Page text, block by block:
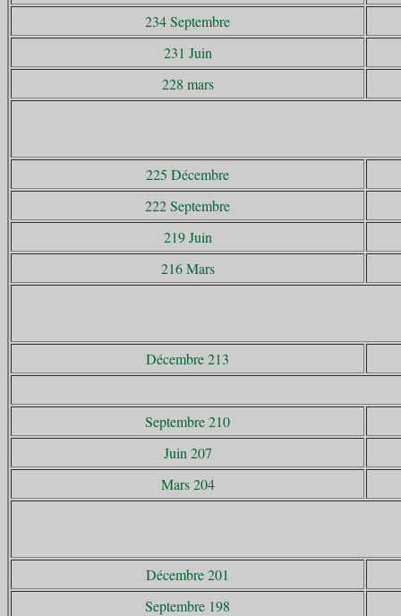
234 Septembre
231 Juin
228 mars
225 Décembre
222 Septembre
219 Juin
216 Mars
Décembre 213
Septembre 210
Juin 207
Mars 204
Décembre 201
Septembre 198